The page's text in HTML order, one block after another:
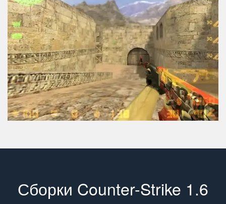
Сборки Counter-Strike 1.6